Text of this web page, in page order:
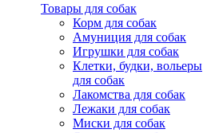
Товары для собак
Корм для собак
Амуниция для собак
Игрушки для собак
Клетки, будки, вольеры
для собак
Лакомства для собак
Лежаки для собак
Миски для собак